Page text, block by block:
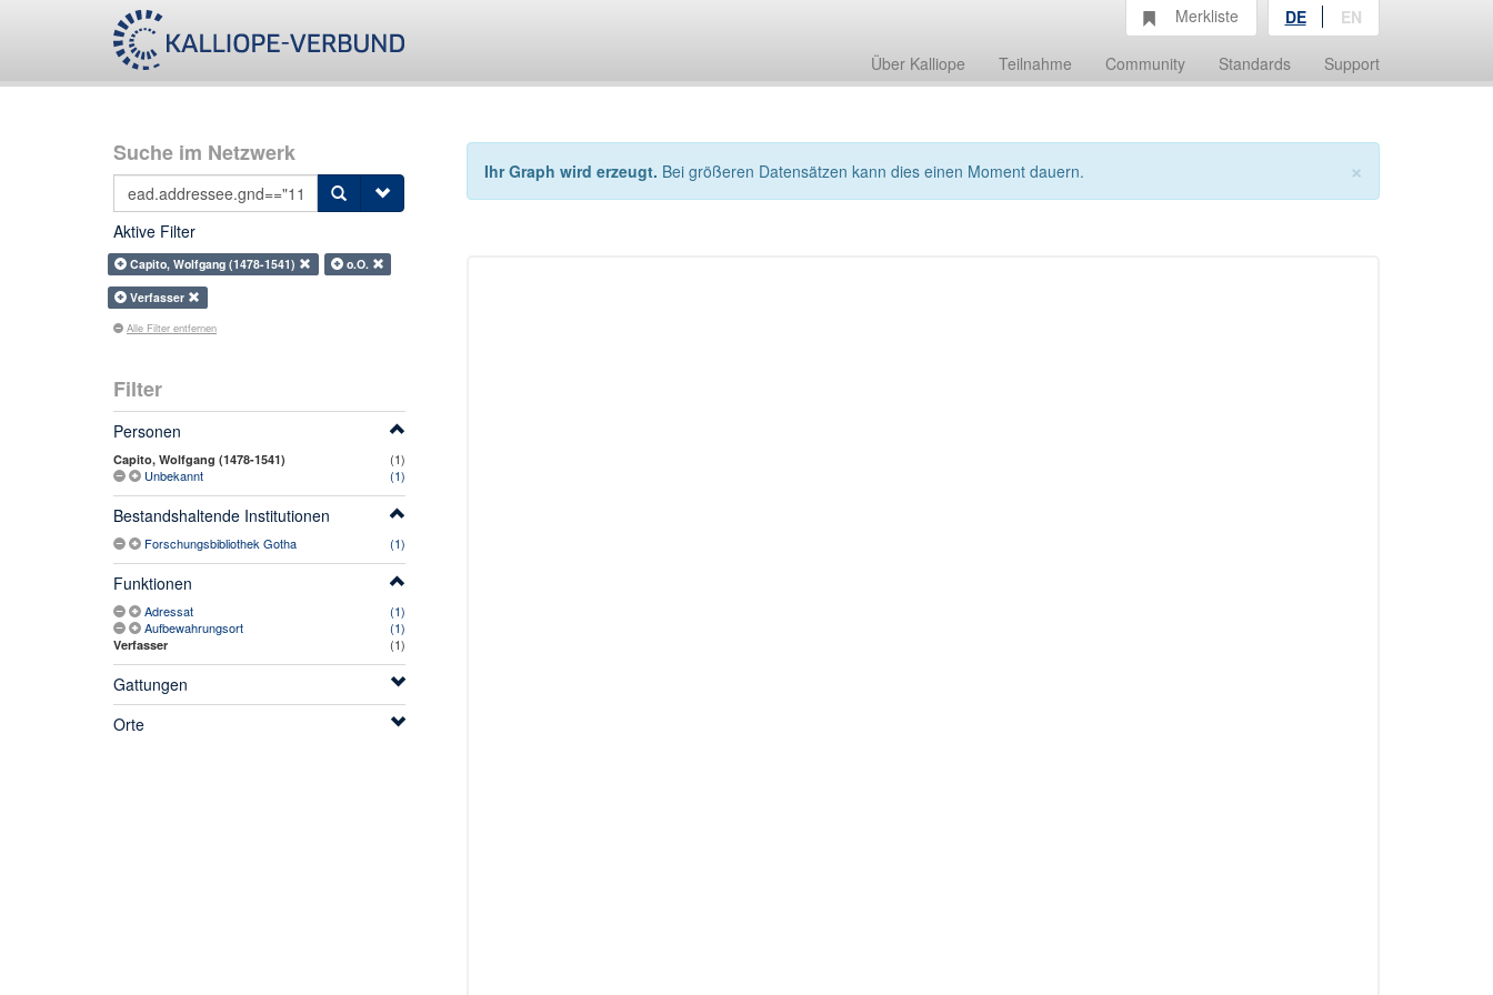
Über Kalliope Teilnahme Community Standards Support
Merkliste DE EN
Suche im Netzwerk
Aktive Filter
Capito, Wolfgang (1478-1541)
o.O.
Verfasser
Alle Filter entfernen
Filter
Personen
Capito, Wolfgang (1478-1541)
(1)
Unbekannt
(1)
Bestandshaltende Institutionen
Forschungsbibliothek Gotha (1)
Funktionen
Adressat
(1)
Aufbewahrungsort
(1)
Verfasser (1)
Gattungen
Orte
×
Ihr Graph wird erzeugt. Bei größeren Datensätzen kann dies einen Moment dauern.